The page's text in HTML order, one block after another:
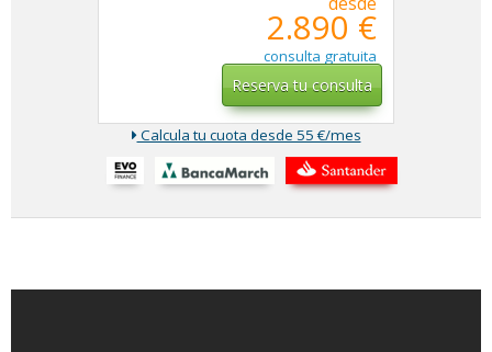
2.890 €
consulta gratuita
Reserva tu consulta
Calcula tu cuota desde 55 €/mes